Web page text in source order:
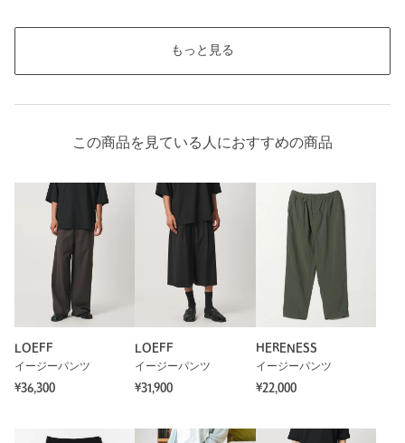
もっと見る
この商品を見ている人におすすめの商品
LOEFF
イージーパンツ
¥36,300
LOEFF
イージーパンツ
¥31,900
HERENESS
イージーパンツ
¥22,000